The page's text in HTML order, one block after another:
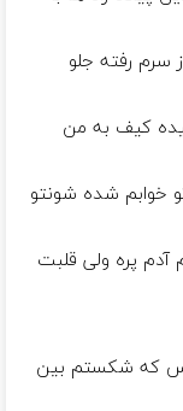
سرم رفته جلو
کیف به من
خوابم شده شونتو
آدم پره ولی قلبت
بس كه شكستم بین